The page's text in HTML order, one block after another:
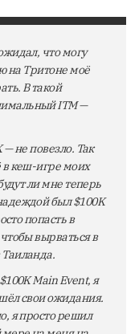
что могу
на Тритоне моё
В такой
ITM —
— не повезло. Так
в кеш-игре моих
ли мне теперь
был $100K
попасть в
вырваться в
Main Event, я
свои ожидания.
я просто решил